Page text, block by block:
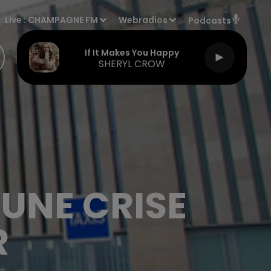
Live :CHAMPAGNE FM Webradios Podcasts
If It Makes You Happy
SHERYL CROW
CRISE